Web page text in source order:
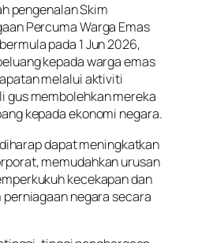
pengenalan Skim
Percuma Warga Emas
pada 1 Jun 2026,
kepada warga emas
melalui aktiviti
gus membolehkan mereka
kepada ekonomi negara.
dapat meningkatkan
memudahkan urusan
kecekapan dan
negara secara